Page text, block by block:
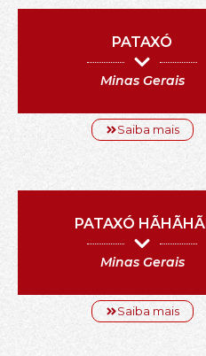
PATAXÓ
Minas Gerais
Saiba mais
PATAXÓ HÃHÃHÃI
Minas Gerais
Saiba mais